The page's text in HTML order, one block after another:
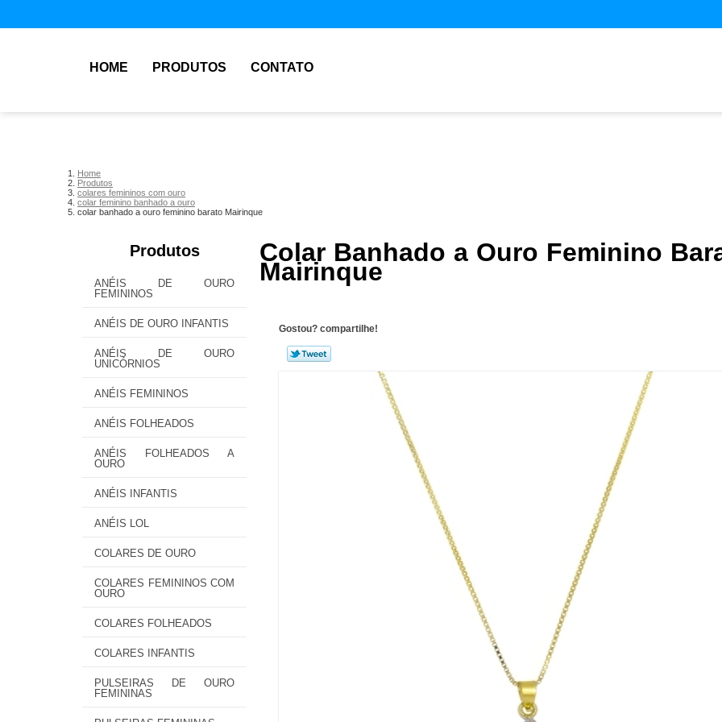
HOME PRODUTOS CONTATO
Home
Produtos
colares femininos com ouro
colar feminino banhado a ouro
colar banhado a ouro feminino barato Mairinque
Produtos
ANÉIS DE OURO
FEMININOS
ANÉIS DE OURO INFANTIS
ANÉIS DE OURO
UNICÓRNIOS
ANÉIS FEMININOS
ANÉIS FOLHEADOS
ANÉIS FOLHEADOS A
OURO
ANÉIS INFANTIS
ANÉIS LOL
COLARES DE OURO
COLARES FEMININOS COM
OURO
COLARES FOLHEADOS
COLARES INFANTIS
PULSEIRAS DE OURO
FEMININAS
Colar Banhado a Ouro Feminino
Mairinque
Gostou? compartilhe!